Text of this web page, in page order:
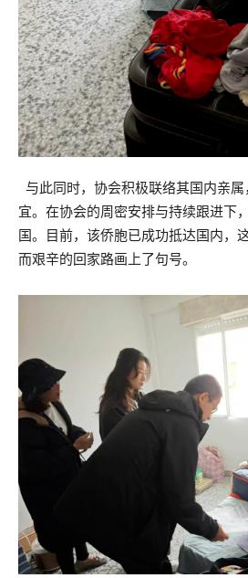
与此同时，协会积极联络其国内亲
宜。在协会的周密安排与持续跟进下
国。目前，该侨胞已成功抵达国内，
而艰辛的回家路画上了句号。